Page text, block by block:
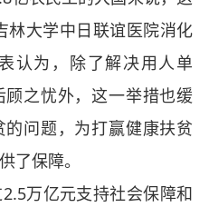
林大学中日联谊医院消化
认为，除了解决用人单
之忧外，这一举措也缓
问题，为打赢健康扶贫
了保障。
万亿元支持社会保障和